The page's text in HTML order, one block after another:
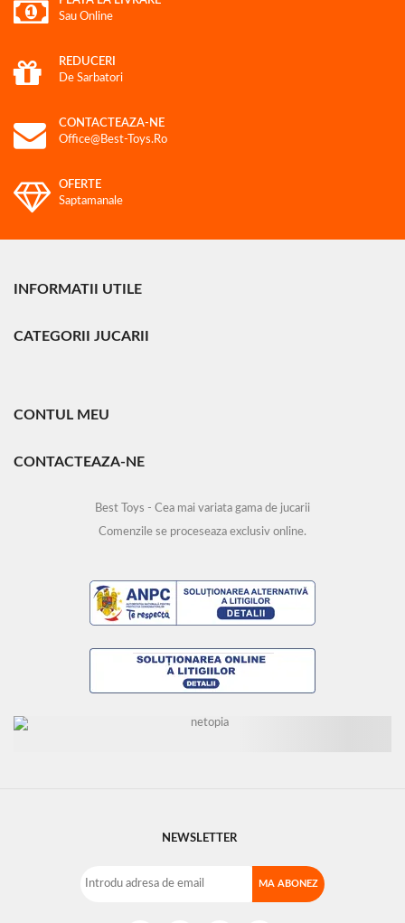
Sau Online
REDUCERI
De Sarbatori
CONTACTEAZA-NE
Office@best-Toys.ro
OFERTE
Saptamanale
INFORMATII UTILE
CATEGORII JUCARII
CONTUL MEU
CONTACTEAZA-NE
Best Toys - Cea mai variata gama de jucarii
Comenzile se proceseaza exclusiv online.
NEWSLETTER